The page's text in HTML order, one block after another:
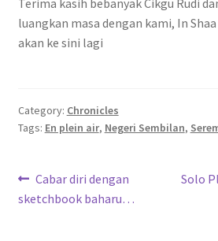
luangkan masa dengan kami, In
akan ke sini lagi
Category: Chronicles
Tags: En plein air, Negeri Sembilan,
Post
navigation
Previous
post:
Cabar diri dengan
sketchbook baharu…
Next
Solo